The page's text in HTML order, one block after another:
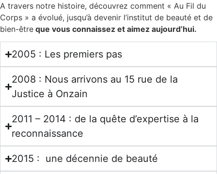
A travers notre histoire, découvrez comment « Au Fil du
Corps » a évolué, jusqu’à devenir l’institut de beauté et de
bien-être que vous connaissez et aimez aujourd’hui.
2005 : Les premiers pas
2008 : Nous arrivons au 15 rue de la
Justice à Onzain
2011 – 2014 : de la quête d’expertise à la
reconnaissance
2015 : une décennie de beauté